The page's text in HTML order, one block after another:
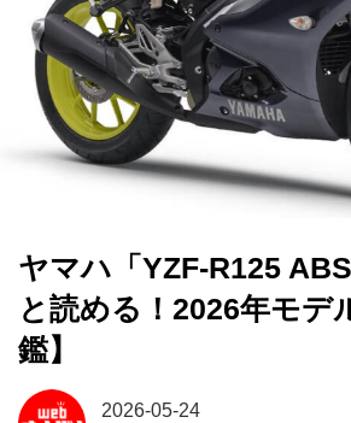
ヤマハ「YZF-R125
と読める！2026年モデ
鑑】
2026-05-24